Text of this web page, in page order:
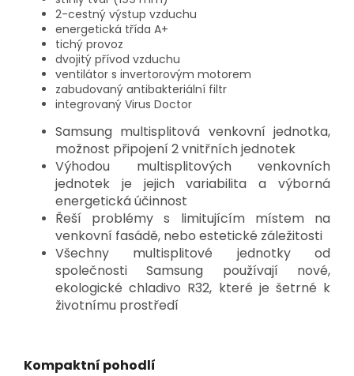
2-cestný výstup vzduchu
energetická třída A+
tichý provoz
dvojitý přívod vzduchu
ventilátor s invertorovým motorem
zabudovaný antibakteriální filtr
integrovaný Virus Doctor
Samsung multisplitová venkovní jednotka,
možnost připojení 2 vnitřních jednotek
Výhodou multisplitových venkovních
jednotek je jejich variabilita a výborná
energetická účinnost
Řeší problémy s limitujícím místem na
venkovní fasádě, nebo estetické záležitosti
Všechny multisplitové jednotky od
společnosti Samsung používají nové,
ekologické chladivo R32, které je šetrné k
životnímu prostředí
Kompaktní pohodlí